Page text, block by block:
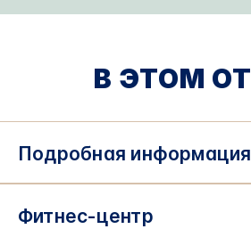
В ЭТОМ
Подробная
Фитнес-центр